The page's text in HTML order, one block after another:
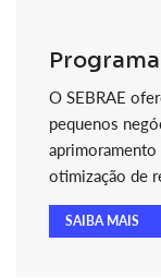
O SEBRAE
pequenos
aprimoramento
otimização de
SAIBA MAIS